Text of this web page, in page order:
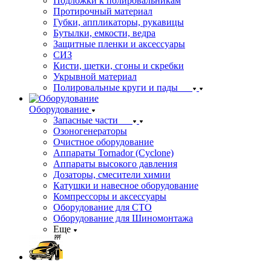
Протирочный материал
Губки, аппликаторы, рукавицы
Бутылки, емкости, ведра
Защитные пленки и аксессуары
СИЗ
Кисти, щетки, сгоны и скребки
Укрывной материал
Полировальные круги и пады
Оборудование
Запасные части
Озоногенераторы
Очистное оборудование
Аппараты Tornador (Cyclone)
Аппараты высокого давления
Дозаторы, смесители химии
Катушки и навесное оборудование
Компрессоры и аксессуары
Оборудование для СТО
Оборудование для Шиномонтажа
Еще